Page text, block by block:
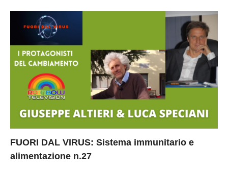
FUORI DAL VIRUS: Sistema immunitario e
alimentazione n.27